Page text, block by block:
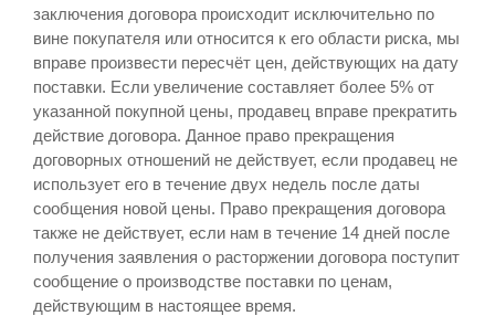
заключения договора происходит исключительно по
вине покупателя или относится к его области риска, мы
вправе произвести пересчёт цен, действующих на дату
поставки. Если увеличение составляет более 5% от
указанной покупной цены, продавец вправе прекратить
действие договора. Данное право прекращения
договорных отношений не действует, если продавец не
использует его в течение двух недель после даты
сообщения новой цены. Право прекращения договора
также не действует, если нам в течение 14 дней после
получения заявления о расторжении договора поступит
сообщение о производстве поставки по ценам,
действующим в настоящее время.